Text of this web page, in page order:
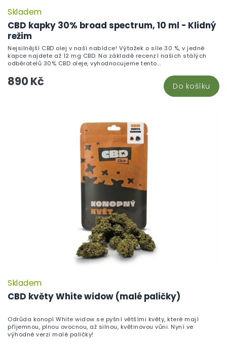
CBD kapky 30% broad spectrum, 10 ml - Klidný
režim
Skladem
890 Kč Do košíku
Nejsilnější CBD olej v naší nabídce! Výtažek o síle 30 %, v jedné
kapce najdete až 12 mg CBD. Na základě recenzí našich stálých
odběratelů 30% CBD oleje, vyhodnocujeme tento...
CBD květy White widow (malé paličky)
Skladem
Odrůda konopí White widow se pyšní většími květy, které mají
příjemnou, plnou ovocnou, až silnou, květinovou vůni. Nyní ve
výhodné verzi malé paličky!